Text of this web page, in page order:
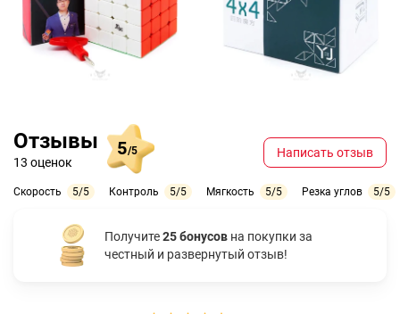
Отзывы
13 оценок
5/5
Скорость 5/5 Контроль 5/5 Мягкость 5/5 Резка углов 5/5
Написать отзыв
Получите25 бонусов на покупки за
честный и развернутый отзыв!